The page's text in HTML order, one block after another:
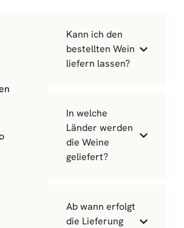
Kann ich den
bestellten Wein
liefern lassen?
In welche
Länder werden
die Weine
geliefert?
Ab wann erfolgt
die Lieferung